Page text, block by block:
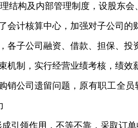
结构及内部管理制度， 设股东会
会计核算中心，加强对子公司的
各子公司融资、借款、担保、
机制， 实行经营业绩考核，绩效
销公司遗留问题， 原有职工全员
引领作用，不等不靠，采取订